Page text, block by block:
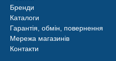
Бренди
Каталоги
Гарантія, обмін, повернення
Мережа магазинів
Контакти